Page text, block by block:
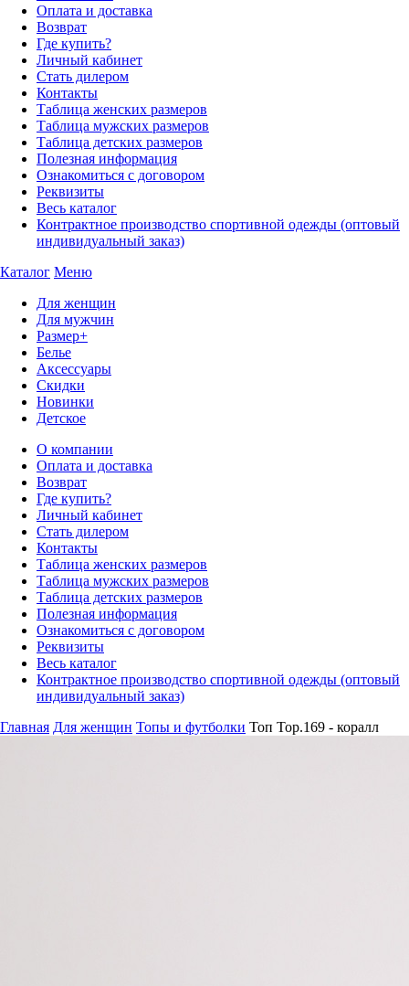
Оплата и доставка
Возврат
Где купить?
Личный кабинет
Стать дилером
Контакты
Таблица женских размеров
Таблица мужских размеров
Таблица детских размеров
Полезная информация
Ознакомиться с договором
Реквизиты
Весь каталог
Контрактное производство спортивной одежды (оптовый
индивидуальный заказ)
Каталог Меню
Для женщин
Для мужчин
Размер+
Белье
Аксессуары
Скидки
Новинки
Детское
О компании
Оплата и доставка
Возврат
Где купить?
Личный кабинет
Стать дилером
Контакты
Таблица женских размеров
Таблица мужских размеров
Таблица детских размеров
Полезная информация
Ознакомиться с договором
Реквизиты
Весь каталог
Контрактное производство спортивной одежды (оптовый
индивидуальный заказ)
Главная Для женщин Топы и футболки Топ Top.169 - коралл